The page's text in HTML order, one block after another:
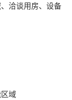
洽谈用房、设备
域